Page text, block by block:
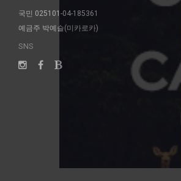
국민 025101-04-185361
예금주 박예슬(미카로카)
SNS